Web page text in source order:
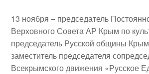
13 ноября – председатель
Верховного Совета АР Крым по
председатель Русской общины
заместитель председателя
Всекрымского движения «Русское